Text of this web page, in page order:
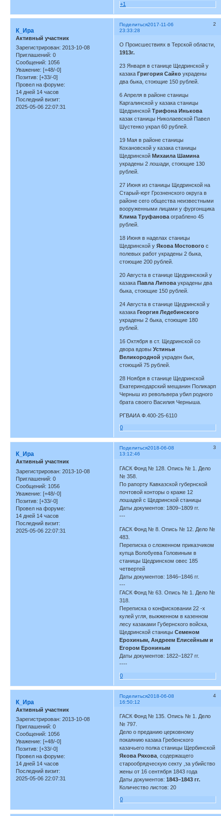
+1
Поделиться 2
2017-11-06
23:33:28
К_Ира
Активный участник
Зарегистрирован: 2013-10-08
Приглашений: 0
Сообщений: 1056
Уважение: [+48/-0]
Позитив: [+33/-0]
Провел на форуме:
14 дней 14 часов
Последний визит:
2025-05-06 22:07:31
О Происшествиях в Терской области,
1913г.
23 Января в станице Щедринской у
казака Григория Сайко украдены
два быка, стоющие 150 рублей.
6 Апреля в районе станицы
Каргалинской у казака станицы
ЩедринскойТрифона Инькова
казак станицы Николаевской Павел
Шустенко украл 60 рублей.
19 Мая в районе станицы
Кохановской у казака станицы
Щедринской Михаила Шамина
украдены 2 лошади, стоющие 130
рублей.
27 Июня из станицы Щедринской на
Старый-юрт Грозненского округа в
районе сего общества неизвестными
вооруженными лицами у фургонщика
Клима Труфанова ограблено 45
рублей.
18 Июня в наделах станицы
Щедринской уЯкова Мостового с
полевых работ украдены 2 быка,
стоющие 200 рублей.
20 Августа в станице Щедринскокй у
казака Павла Липова украдены два
быка, стоющие 150 рублей.
24 Августа в станице Щедринской у
казака Георгия Ледебинского
украдены 2 быка, стоющие 180
рублей.
16 Октября в ст. Щедринской со
двора вдовыУстиньи
Великородной украден бык,
стоющий 75 рублей.
28 Ноября в станице Щедринской
Екатеринодарский мещанин Поликарп
Черныш из револьвера убил родного
брата своего Василия Черныша.
РГВАИА Ф.400-25-6110
0
Поделиться 3
2018-06-08
13:12:46
К_Ира
Активный участник
Зарегистрирован: 2013-10-08
Приглашений: 0
Сообщений: 1056
Уважение: [+48/-0]
Позитив: [+33/-0]
Провел на форуме:
14 дней 14 часов
Последний визит:
2025-05-06 22:07:31
ГАСК Фонд № 128. Опись № 1. Дело
№ 358.
По рапорту Кавказской губернской
почтовой конторы о краже 12
лошадей с Щедринской станицы
Даты документов: 1809–1809 гг.
---
ГАСК Фонд № 8. Опись № 12. Дело №
483.
Переписка о сложенном приказчиком
купца Волобуева Головиным в
станицы Щедринском овес 185
четвертей
Даты документов: 1846–1846 гг.
---
ГАСК Фонд № 63. Опись № 1. Дело №
318.
Переписка о конфисковании 22 -х
кулей угля, выжженном в казенном
лесу казаками Губернского войска,
Щедринской станицыСеменом
Ерохиным, Андреем Елисейным и
Егором Ерониным
Даты документов: 1822–1827 гг.
----
0
Поделиться 4
2018-06-08
16:50:12
К_Ира
Активный участник
Зарегистрирован: 2013-10-08
Приглашений: 0
Сообщений: 1056
Уважение: [+48/-0]
Позитив: [+33/-0]
Провел на форуме:
14 дней 14 часов
Последний визит:
2025-05-06 22:07:31
ГАСК Фонд № 135. Опись № 1. Дело
№ 797.
Дело о преданию церковному
покаянию казака Гребенского
казачьего полка станицы Щербинской
Якова Ряхова , содержащего
старообрядческую секту ,за убийство
жены от 16 сентября 1843 года
Даты документов:1843–1843 гг.
Количество листов: 20
0